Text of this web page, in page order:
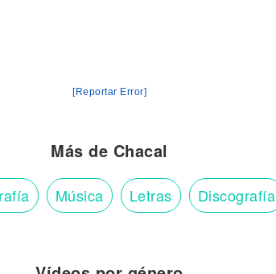
[Reportar Error]
Más de Chacal
Música Letras Discografía